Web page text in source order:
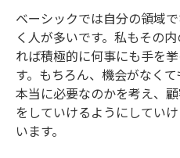
ベーシックでは自分の領域
く人が多いです。私もその
れば積極的に何事にも手を
す。もちろん、機会がなく
本当に必要なのかを考え、
をしていけるようにしてい
います。